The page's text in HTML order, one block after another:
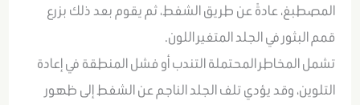
المصطبغ، عادةً عن طريق الشفط، ثم يقوم بعد ذلك بزرع
قمم البثور في الجلد المتغير اللون.
تشمل المخاطر المحتملة التندب أو فشل المنطقة في إعادة
التلوين، وقد يؤدي تلف الجلد الناجم عن الشفط إلى ظهور